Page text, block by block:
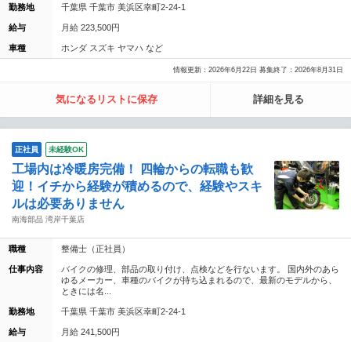
勤務地 千葉県 千葉市 美浜区幸町2-24-1
給与 月給 223,500円
車種 ホンダ スズキ ヤマハ など
情報更新：2026年6月22日 募集終了：2026年8月31日
気になるリストに保存 詳細を見る
正社員 未経験OK
工場内は冷暖房完備！ 四輪からの転職も歓
迎！イチから経験が積めるので、経験やスキ
ルは必要ありません
南海部品 湾岸千葉店
職種 整備士（正社員）
仕事内容
バイクの修理、部品の取り付け、点検などを行ないます。 国内外のあら
ゆるメーカー、車種のバイクが持ち込まれるので、最新のモデルから、
ときには名...
勤務地 千葉県 千葉市 美浜区幸町2-24-1
給与 月給 241,500円